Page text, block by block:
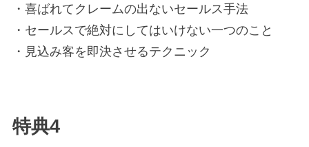
・喜ばれてクレームの出ないセールス手法
・セールスで絶対にしてはいけない一つのこと
・見込み客を即決させるテクニック
特典4